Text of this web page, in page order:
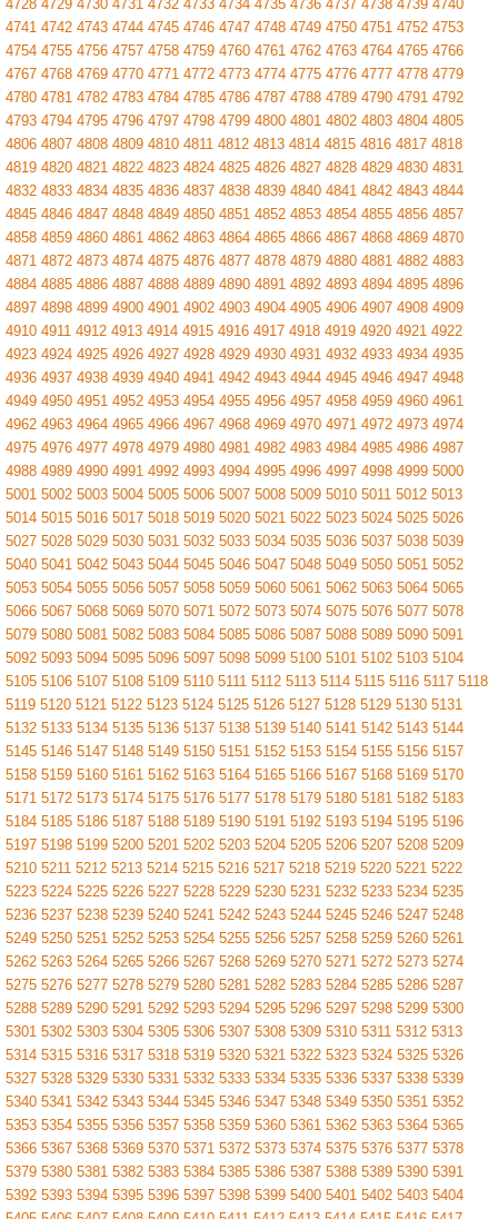
4728 4729 4730 4731 4732 4733 4734 4735 4736 4737 4738 4739 4740
4741 4742 4743 4744 4745 4746 4747 4748 4749 4750 4751 4752 4753
4754 4755 4756 4757 4758 4759 4760 4761 4762 4763 4764 4765 4766
4767 4768 4769 4770 4771 4772 4773 4774 4775 4776 4777 4778 4779
4780 4781 4782 4783 4784 4785 4786 4787 4788 4789 4790 4791 4792
4793 4794 4795 4796 4797 4798 4799 4800 4801 4802 4803 4804 4805
4806 4807 4808 4809 4810 4811 4812 4813 4814 4815 4816 4817 4818
4819 4820 4821 4822 4823 4824 4825 4826 4827 4828 4829 4830 4831
4832 4833 4834 4835 4836 4837 4838 4839 4840 4841 4842 4843 4844
4845 4846 4847 4848 4849 4850 4851 4852 4853 4854 4855 4856 4857
4858 4859 4860 4861 4862 4863 4864 4865 4866 4867 4868 4869 4870
4871 4872 4873 4874 4875 4876 4877 4878 4879 4880 4881 4882 4883
4884 4885 4886 4887 4888 4889 4890 4891 4892 4893 4894 4895 4896
4897 4898 4899 4900 4901 4902 4903 4904 4905 4906 4907 4908 4909
4910 4911 4912 4913 4914 4915 4916 4917 4918 4919 4920 4921 4922
4923 4924 4925 4926 4927 4928 4929 4930 4931 4932 4933 4934 4935
4936 4937 4938 4939 4940 4941 4942 4943 4944 4945 4946 4947 4948
4949 4950 4951 4952 4953 4954 4955 4956 4957 4958 4959 4960 4961
4962 4963 4964 4965 4966 4967 4968 4969 4970 4971 4972 4973 4974
4975 4976 4977 4978 4979 4980 4981 4982 4983 4984 4985 4986 4987
4988 4989 4990 4991 4992 4993 4994 4995 4996 4997 4998 4999 5000
5001 5002 5003 5004 5005 5006 5007 5008 5009 5010 5011 5012 5013
5014 5015 5016 5017 5018 5019 5020 5021 5022 5023 5024 5025 5026
5027 5028 5029 5030 5031 5032 5033 5034 5035 5036 5037 5038 5039
5040 5041 5042 5043 5044 5045 5046 5047 5048 5049 5050 5051 5052
5053 5054 5055 5056 5057 5058 5059 5060 5061 5062 5063 5064 5065
5066 5067 5068 5069 5070 5071 5072 5073 5074 5075 5076 5077 5078
5079 5080 5081 5082 5083 5084 5085 5086 5087 5088 5089 5090 5091
5092 5093 5094 5095 5096 5097 5098 5099 5100 5101 5102 5103 5104
5105 5106 5107 5108 5109 5110 5111 5112 5113 5114 5115 5116 5117 5118
5119 5120 5121 5122 5123 5124 5125 5126 5127 5128 5129 5130 5131
5132 5133 5134 5135 5136 5137 5138 5139 5140 5141 5142 5143 5144
5145 5146 5147 5148 5149 5150 5151 5152 5153 5154 5155 5156 5157
5158 5159 5160 5161 5162 5163 5164 5165 5166 5167 5168 5169 5170
5171 5172 5173 5174 5175 5176 5177 5178 5179 5180 5181 5182 5183
5184 5185 5186 5187 5188 5189 5190 5191 5192 5193 5194 5195 5196
5197 5198 5199 5200 5201 5202 5203 5204 5205 5206 5207 5208 5209
5210 5211 5212 5213 5214 5215 5216 5217 5218 5219 5220 5221 5222
5223 5224 5225 5226 5227 5228 5229 5230 5231 5232 5233 5234 5235
5236 5237 5238 5239 5240 5241 5242 5243 5244 5245 5246 5247 5248
5249 5250 5251 5252 5253 5254 5255 5256 5257 5258 5259 5260 5261
5262 5263 5264 5265 5266 5267 5268 5269 5270 5271 5272 5273 5274
5275 5276 5277 5278 5279 5280 5281 5282 5283 5284 5285 5286 5287
5288 5289 5290 5291 5292 5293 5294 5295 5296 5297 5298 5299 5300
5301 5302 5303 5304 5305 5306 5307 5308 5309 5310 5311 5312 5313
5314 5315 5316 5317 5318 5319 5320 5321 5322 5323 5324 5325 5326
5327 5328 5329 5330 5331 5332 5333 5334 5335 5336 5337 5338 5339
5340 5341 5342 5343 5344 5345 5346 5347 5348 5349 5350 5351 5352
5353 5354 5355 5356 5357 5358 5359 5360 5361 5362 5363 5364 5365
5366 5367 5368 5369 5370 5371 5372 5373 5374 5375 5376 5377 5378
5379 5380 5381 5382 5383 5384 5385 5386 5387 5388 5389 5390 5391
5392 5393 5394 5395 5396 5397 5398 5399 5400 5401 5402 5403 5404